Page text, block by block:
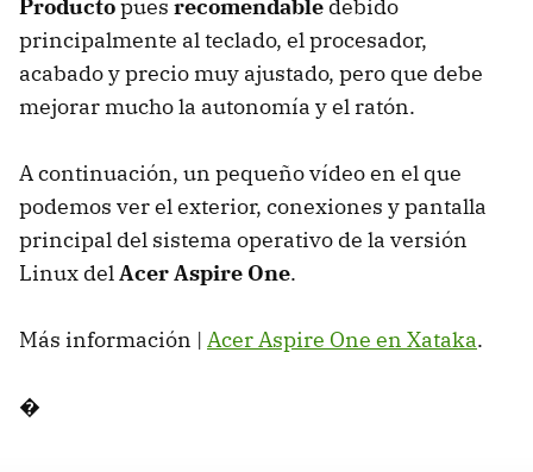
Productopues recomendable debido
principalmente al teclado, el procesador,
acabado y precio muy ajustado, pero que debe
mejorar mucho la autonomía y el ratón.
A continuación, un pequeño vídeo en el que
podemos ver el exterior, conexiones y pantalla
principal del sistema operativo de la versión
Linux delAcer Aspire One.
Más información | Acer Aspire One en Xataka.
�